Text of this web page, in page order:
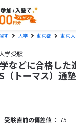
す 大学 東京都 東京
学受験
などに合格した
（トーマス）通
受験直前の偏差値
75